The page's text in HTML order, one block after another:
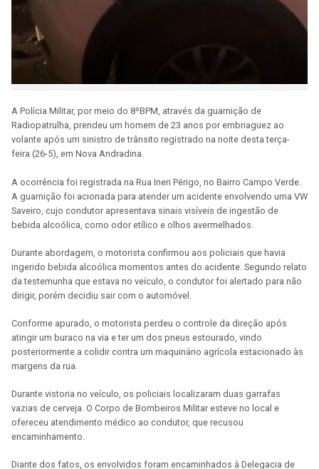
A Polícia Militar, por meio do 8ºBPM, através da guarnição de
Radiopatrulha, prendeu um homem de 23 anos por embriaguez ao
volante após um sinistro de trânsito registrado na noite desta terça-
feira (26-5), em Nova Andradina.
A ocorrência foi registrada na Rua Ineri Périgo, no Bairro Campo Verde.
A guarnição foi acionada para atender um acidente envolvendo uma VW
Saveiro, cujo condutor apresentava sinais visíveis de ingestão de
bebida alcoólica, como odor etílico e olhos avermelhados.
Durante abordagem, o motorista confirmou aos policiais que havia
ingerido bebida alcoólica momentos antes do acidente. Segundo relato
da testemunha que estava no veículo, o condutor foi alertado para não
dirigir, porém decidiu sair com o automóvel.
Conforme apurado, o motorista perdeu o controle da direção após
atingir um buraco na via e ter um dos pneus estourado, vindo
posteriormente a colidir contra um maquinário agrícola estacionado às
margens da rua.
Durante vistoria no veículo, os policiais localizaram duas garrafas
vazias de cerveja. O Corpo de Bombeiros Militar esteve no local e
ofereceu atendimento médico ao condutor, que recusou
encaminhamento.
Diante dos fatos, os envolvidos foram encaminhados à Delegacia de